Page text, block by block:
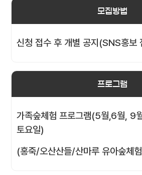
모집방법
신청 접수 후 개별 공지(SNS홍보
프로그램
가족숲체험 프로그램(5월,6월, 9
토요일)
(홍죽/오산산들/산마루 유아숲체